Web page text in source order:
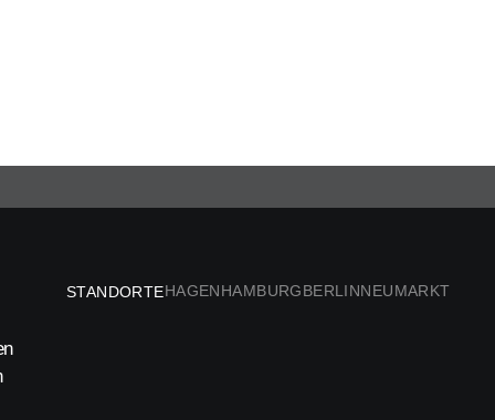
STANDORTEHAGENHAMBURGBERLINNEUMARKT